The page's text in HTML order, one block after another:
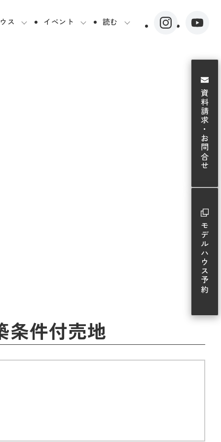
ス イベント 読む
条件付売地
資料請求・お問合せ
モデルハウス予約